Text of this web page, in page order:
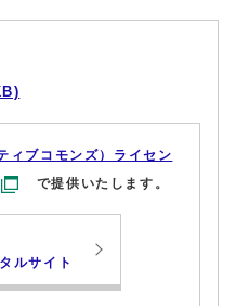
ィブコモンズ）ライセン
で提供いたします。
ルサイト